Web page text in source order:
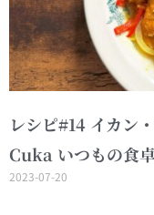
レシピ#14 イカン
Cuka いつもの食
2023-07-20